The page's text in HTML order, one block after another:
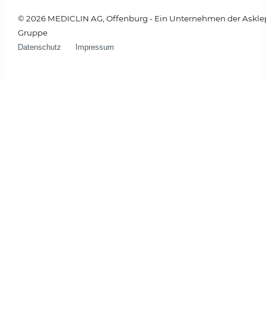
© 2026 MEDICLIN AG, Offenburg - Ein Unternehmen der
Gruppe
Datenschutz Impressum